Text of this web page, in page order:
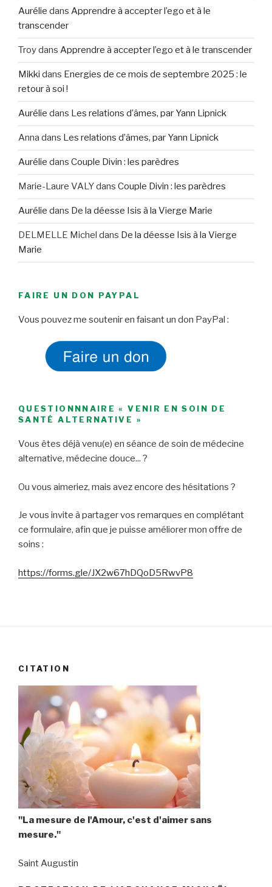
Aurélie dans Apprendre à accepter l’ego et à le
transcender
Troydans Apprendre à accepter l’ego et à le transcender
Mikki dans Energies de ce mois de septembre 2025 : le
retour à soi !
Aurélie dans Les relations d’âmes, par Yann Lipnick
Anna dans Les relations d’âmes, par Yann Lipnick
Aurélie dans Couple Divin : les parèdres
Marie-Laure VALYdans Couple Divin : les parèdres
Aurélie dans De la déesse Isis à la Vierge Marie
DELMELLE Michel dans De la déesse Isis à la Vierge
Marie
FAIRE UN DON PAYPAL
Vous pouvez me soutenir en faisant un don PayPal :
QUESTIONNNAIRE « VENIR EN SOIN DE
SANTÉ ALTERNATIVE »
Vous êtes déjà venu(e) en séance de soin de médecine
alternative, médecine douce... ?
Ou vous aimeriez, mais avez encore des hésitations ?
Je vous invite à partager vos remarques en complétant
ce formulaire, afin que je puisse améliorer mon offre de
soins :
https://forms.gle/JX2w67hDQoD5RwvP8
CITATION
"La mesure de l'Amour, c'est d'aimer sans
mesure."
Saint Augustin